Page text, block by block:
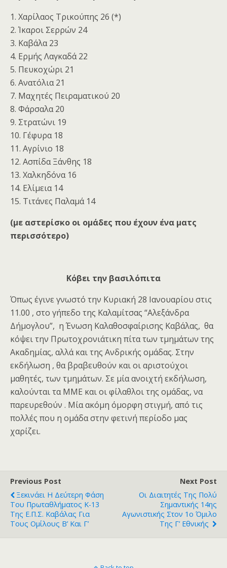
1. Χαρίλαος Τρικούπης 26 (*)
2. Ίκαροι Σερρών 24
3. Καβάλα 23
4. Ερμής Λαγκαδά 22
5. Πευκοχώρι 21
6. Ανατόλια 21
7. Μαχητές Πειραματικού 20
8. Φάρσαλα 20
9. Στρατώνι 19
10. Γέφυρα 18
11. Αγρίνιο 18
12. Ασπίδα Ξάνθης 18
13. Χαλκηδόνα 16
14. Ελίμεια 14
15. Τιτάνες Παλαμά 14
(με αστερίσκο οι ομάδες που έχουν ένα ματς
περισσότερο)
Κόβει την βασιλόπιτα
Όπως έγινε γνωστό την Κυριακή 28 Ιανουαρίου στις
11.00 , στο γήπεδο της Καλαμίτσας “Αλεξάνδρα
Δήμογλου”, η Ένωση Καλαθοσφαίρισης Καβάλας, θα
κόψει την Πρωτοχρονιάτικη πίτα των τμημάτων της
Ακαδημίας, αλλά και της Ανδρικής ομάδας. Στην
εκδήλωση , θα βραβευθούν και οι αριστούχοι
μαθητές, των τμημάτων. Σε μία ανοιχτή εκδήλωση,
καλούνται τα ΜΜΕ και οι φίλαθλοι της ομάδας, να
παρευρεθούν . Μία ακόμη όμορφη στιγμή, από τις
πολλές που η ομάδα στην φετινή περίοδο μας
χαρίζει.
Previous Post
Ξεκινάει Η Δεύτερη Φάση
Του Πρωταθλήματος Κ-13
Της Ε.Π.Σ. Καβάλας Για
Τους Ομίλους Β’ Και Γ’
Next Post
Οι Διαιτητές Της Πολύ
Σημαντικής 14ης
Αγωνιστικής Στον 1ο Όμιλο
Της Γ’ Εθνικής